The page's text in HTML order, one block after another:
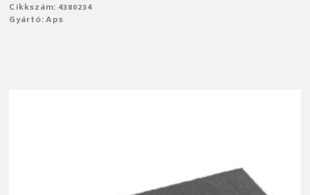
Cikkszám: 4380234
Gyártó: Aps